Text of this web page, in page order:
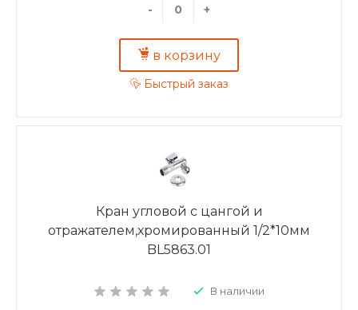
- +
в корзину
Быстрый заказ
Кран угловой с цангой и
отражателем,хромированный 1/2*10мм
BL5863.01
В наличии